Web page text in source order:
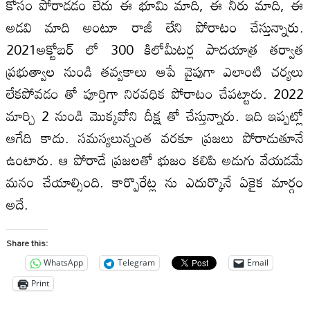
అడవి మాది అంటూ రాజీ లేని పోరాటం చేస్తున్నారు.
2021అక్టోబర్ లో 300 కిలోమీటర్ల పాదయాత్ర తర్వాత
ప్రభుత్వాల నుండి తవ్వకాలు ఆపే వైపుగా ఎలాంటి చర్యలు
లేకపోవడం తో పూర్తిగా నిరవధిక పోరాటం చేపట్టారు. 2022
మార్చి 2 నుండి మొక్కవోని దీక్ష తో చేస్తున్నారు. ఇది ఇప్పట్లో
ఆగేది కాదు. సమస్యలున్నంత వరకూ ప్రజలు పోరాడుతూనే
ఉంటారు. ఆ పోరాడే ప్రజలతో భుజం కలిపి అడుగు వేయడమే
మనం చేయాల్సింది. కార్పొరేట్ల ను ఎదుర్కొనే ఏకైక మార్గం
అదే.
Share this:
WhatsApp Telegram
Email
Print